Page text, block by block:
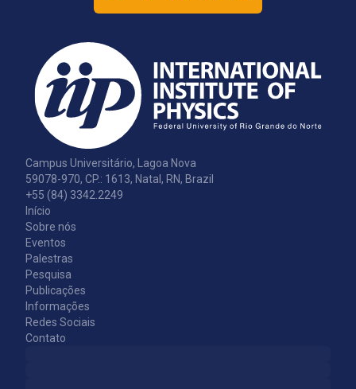
Campus Universitário, Lagoa Nova
59078-970, CP.: 1613, Natal, RN, Brazil
+55 (84) 3342.2249
Início
Sobre nós
Eventos
Palestras
Pesquisa
Publicações
Informações
Redes Sociais
Contato